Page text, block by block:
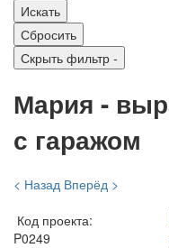
Скрыть фильтр -
Мария -
с гаражом
< Назад Вперёд >
Код проекта:
P0249